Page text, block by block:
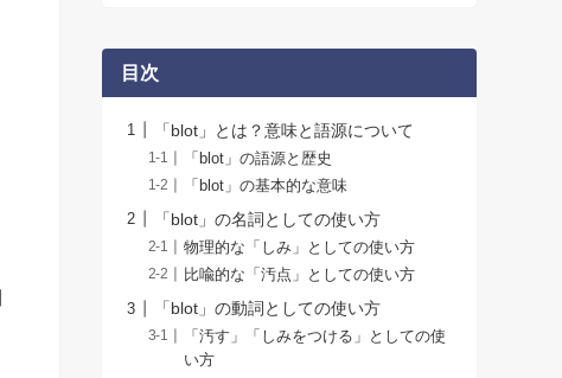
目次
「blot」とは？意味と語源について
「blot」の語源と歴史
「blot」の基本的な意味
「blot」の名詞としての使い方
物理的な「しみ」としての使い方
比喩的な「汚点」としての使い方
「blot」の動詞としての使い方
「汚す」「しみをつける」としての使
い方